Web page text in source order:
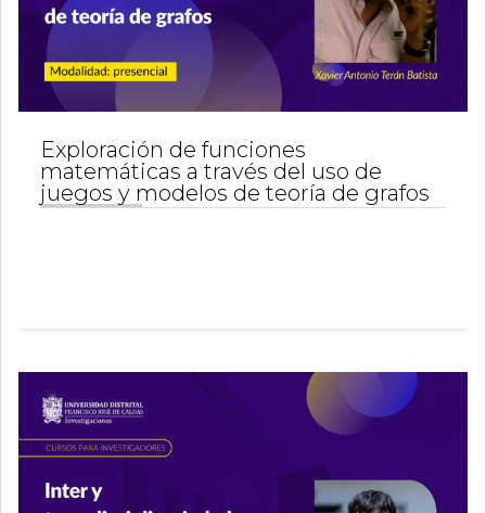
Exploración de funciones
matemáticas a través del uso de
juegos y modelos de teoría de grafos